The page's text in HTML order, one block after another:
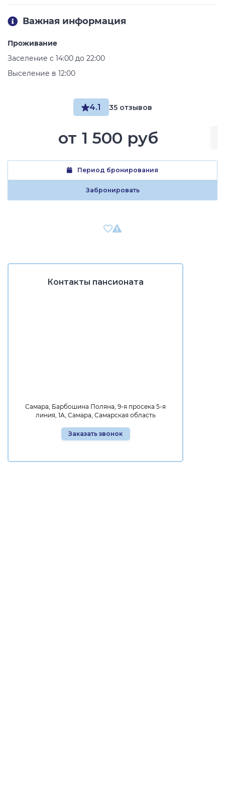
4.1 35 отзывов
от 1 500 руб
Период бронирования
Забронировать
Важная информация
Проживание
Заселение с 14:00 до 22:00
Выселение в 12:00
Контакты пансионата
Самара, Барбошина Поляна, 9-я просека 5-я
линия, 1А, Самара, Самарская область
Заказать звонок